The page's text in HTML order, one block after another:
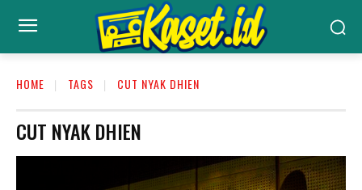
HOME TAGS CUT NYAK DHIEN
CUT NYAK DHIEN